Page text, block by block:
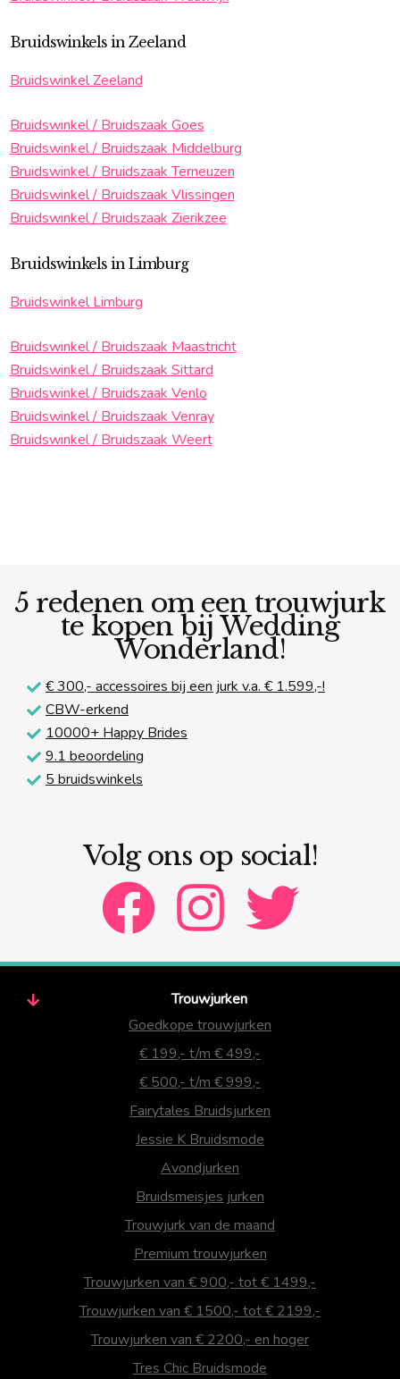
Bruidswinkels in Zeeland
Bruidswinkel Zeeland
Bruidswinkel / Bruidszaak Goes
Bruidswinkel / Bruidszaak Middelburg
Bruidswinkel / Bruidszaak Terneuzen
Bruidswinkel / Bruidszaak Vlissingen
Bruidswinkel / Bruidszaak Zierikzee
Bruidswinkels in Limburg
Bruidswinkel Limburg
Bruidswinkel / Bruidszaak Maastricht
Bruidswinkel / Bruidszaak Sittard
Bruidswinkel / Bruidszaak Venlo
Bruidswinkel / Bruidszaak Venray
Bruidswinkel / Bruidszaak Weert
5 redenen om een trouwjurk
te kopen bij Wedding
Wonderland!
€ 300,- accessoires bij een jurk v.a. € 1.599,-!
CBW-erkend
10000+ Happy Brides
9.1 beoordeling
5 bruidswinkels
Volg ons op social!
Trouwjurken
Goedkope trouwjurken
€ 199,- t/m € 499,-
€ 500,- t/m € 999,-
Fairytales Bruidsjurken
Jessie K Bruidsmode
Avondjurken
Bruidsmeisjes jurken
Trouwjurk van de maand
Premium trouwjurken
Trouwjurken van € 900,- tot € 1499,-
Trouwjurken van € 1500,- tot € 2199,-
Trouwjurken van € 2200,- en hoger
Tres Chic Bruidsmode